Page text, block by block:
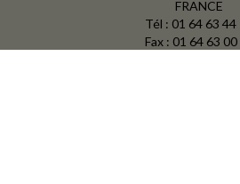
FRANCE
Tél : 01 64 63 44
Fax : 01 64 63 00